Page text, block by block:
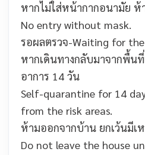
หากไม่ใส่หน้ากากอนามัย ห้
No entry without mask.
รอผลตรวจ-Waiting for
หากเดินทางกลับมาจากพื้น
อาการ 14 วัน
Self-quarantine for 14
from the risk areas.
ห้ามออกจากบ้าน ยกเว้นมีเ
Do not leave the house